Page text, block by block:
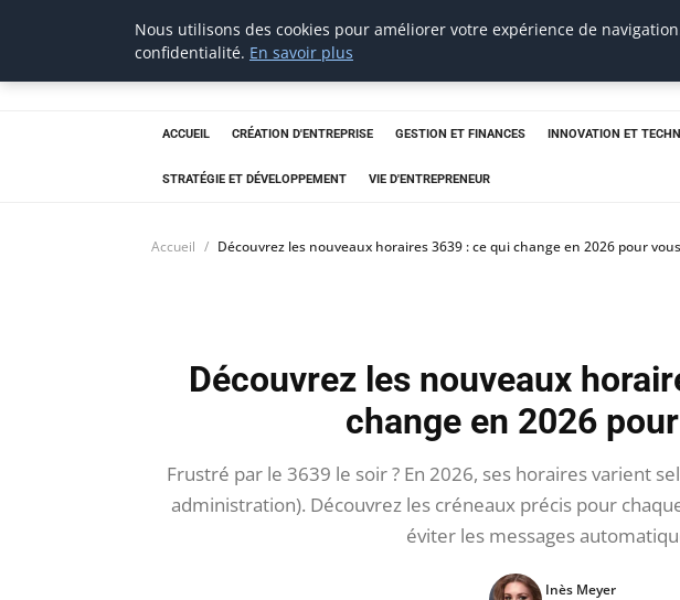
thestorefinder
ACCUEIL CRÉATION D'ENTREPRISE GESTION ET FINANCES INNOVATION ET
STRATÉGIE ET DÉVELOPPEMENT VIE D'ENTREPRENEUR
Accueil Découvrez les nouveaux horaires 3639 : ce qui change en 2026 pour vous
Découvrez les nouveaux
change en 2026
Frustré par le 3639 le soir ? En 2026, ses horaires varient
administration). Découvrez les créneaux précis pour
éviter les messages
Inès Meyer
Nous utilisons des cookies pour améliorer votre expérience de
confidentialité. En savoir plus